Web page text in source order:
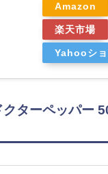
Amazon
楽天市場
Yahooシ
クターペッパー